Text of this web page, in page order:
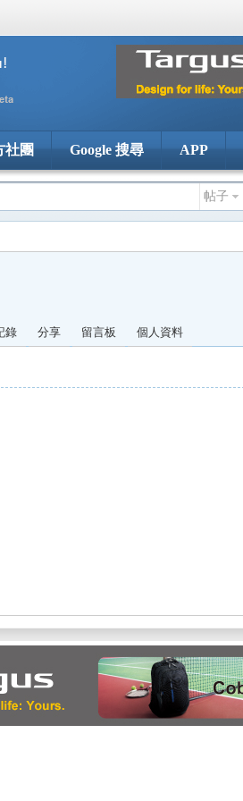
社團 Google 搜尋 APP
帖子
錄 分享 留言板 個人資料